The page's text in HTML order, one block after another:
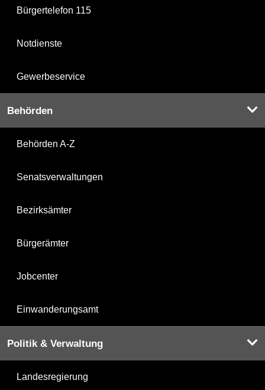
Bürgertelefon 115
Notdienste
Gewerbeservice
Behörden
Behörden A-Z
Senatsverwaltungen
Bezirksämter
Bürgerämter
Jobcenter
Einwanderungsamt
Politik & Verwaltung
Landesregierung